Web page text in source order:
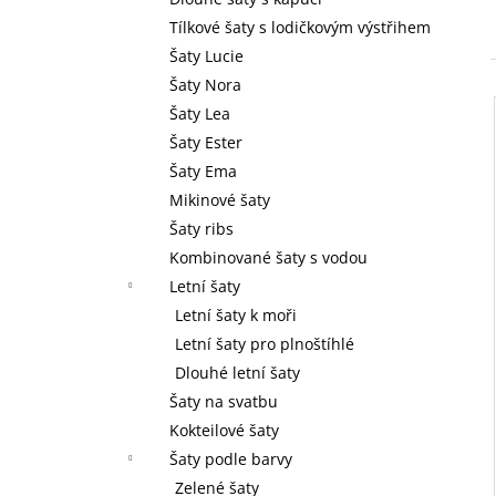
Tílkové šaty s lodičkovým výstřihem
Šaty Lucie
Šaty Nora
Šaty Lea
Šaty Ester
Šaty Ema
Mikinové šaty
Šaty ribs
Kombinované šaty s vodou
Letní šaty
Letní šaty k moři
Letní šaty pro plnoštíhlé
Dlouhé letní šaty
Šaty na svatbu
Kokteilové šaty
Šaty podle barvy
Zelené šaty